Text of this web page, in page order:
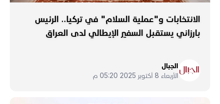
الانتخابات و"عملية السلام" في تركيا.. الرئيس
بارزاني يستقبل السفير الإيطالي لدى العراق
الجبال
الأربعاء 8 أكتوبر 2025 05:20 م